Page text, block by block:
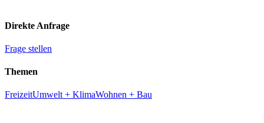
Direkte Anfrage
Frage stellen
Themen
FreizeitUmwelt + KlimaWohnen + Bau